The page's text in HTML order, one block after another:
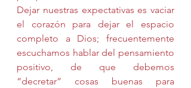
Dejar nuestras expectativas es vaciar
el corazón para dejar el espacio
completo a Dios; frecuentemente
escuchamos hablar del pensamiento
positivo, de que debemos
“decretar” cosas buenas para